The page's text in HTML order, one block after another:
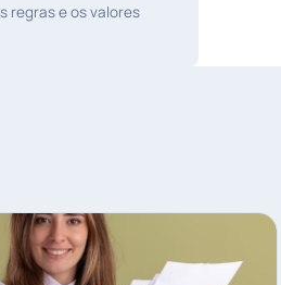
regras e os valores